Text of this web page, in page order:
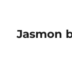
Jasmon